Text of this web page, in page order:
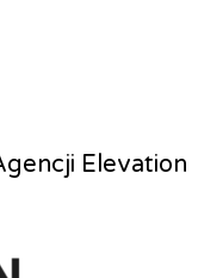
Elevation